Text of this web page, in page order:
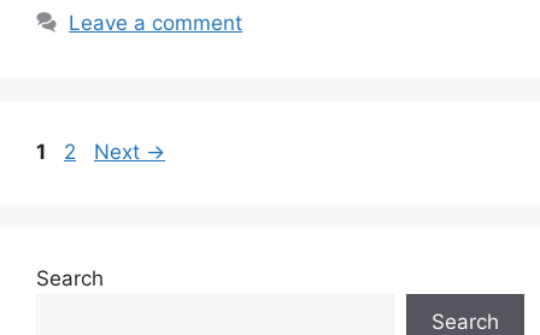
Leave a comment
Page
1 Page
2 Next →
Search
Search